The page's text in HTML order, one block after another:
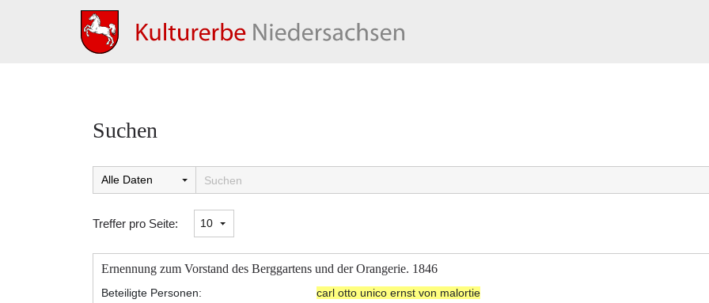
Suchen
Suchtreffer:
Treffer pro Seite:
Ernennung zum Vorstand des Berggartens und der Orangerie. 1846
Beteiligte Personen: carl otto unico ernst von malortie